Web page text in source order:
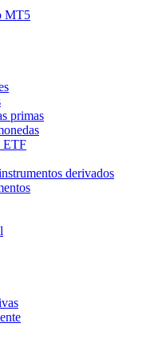
MT5
primas
ETF
derivados